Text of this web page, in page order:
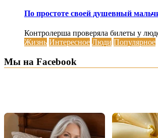
По простоте своей душевный
Контролерша проверяла билеты у
Жизнь Интересное Люди Популярное
Мы на Facebook